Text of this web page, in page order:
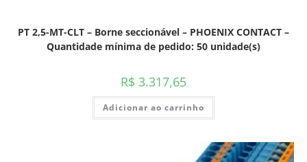
PT 2,5-MT-CLT – Borne seccionável – PHOENIX CONTACT –
Quantidade mínima de pedido: 50 unidade(s)
R$ 3.317,65
Adicionar ao carrinho